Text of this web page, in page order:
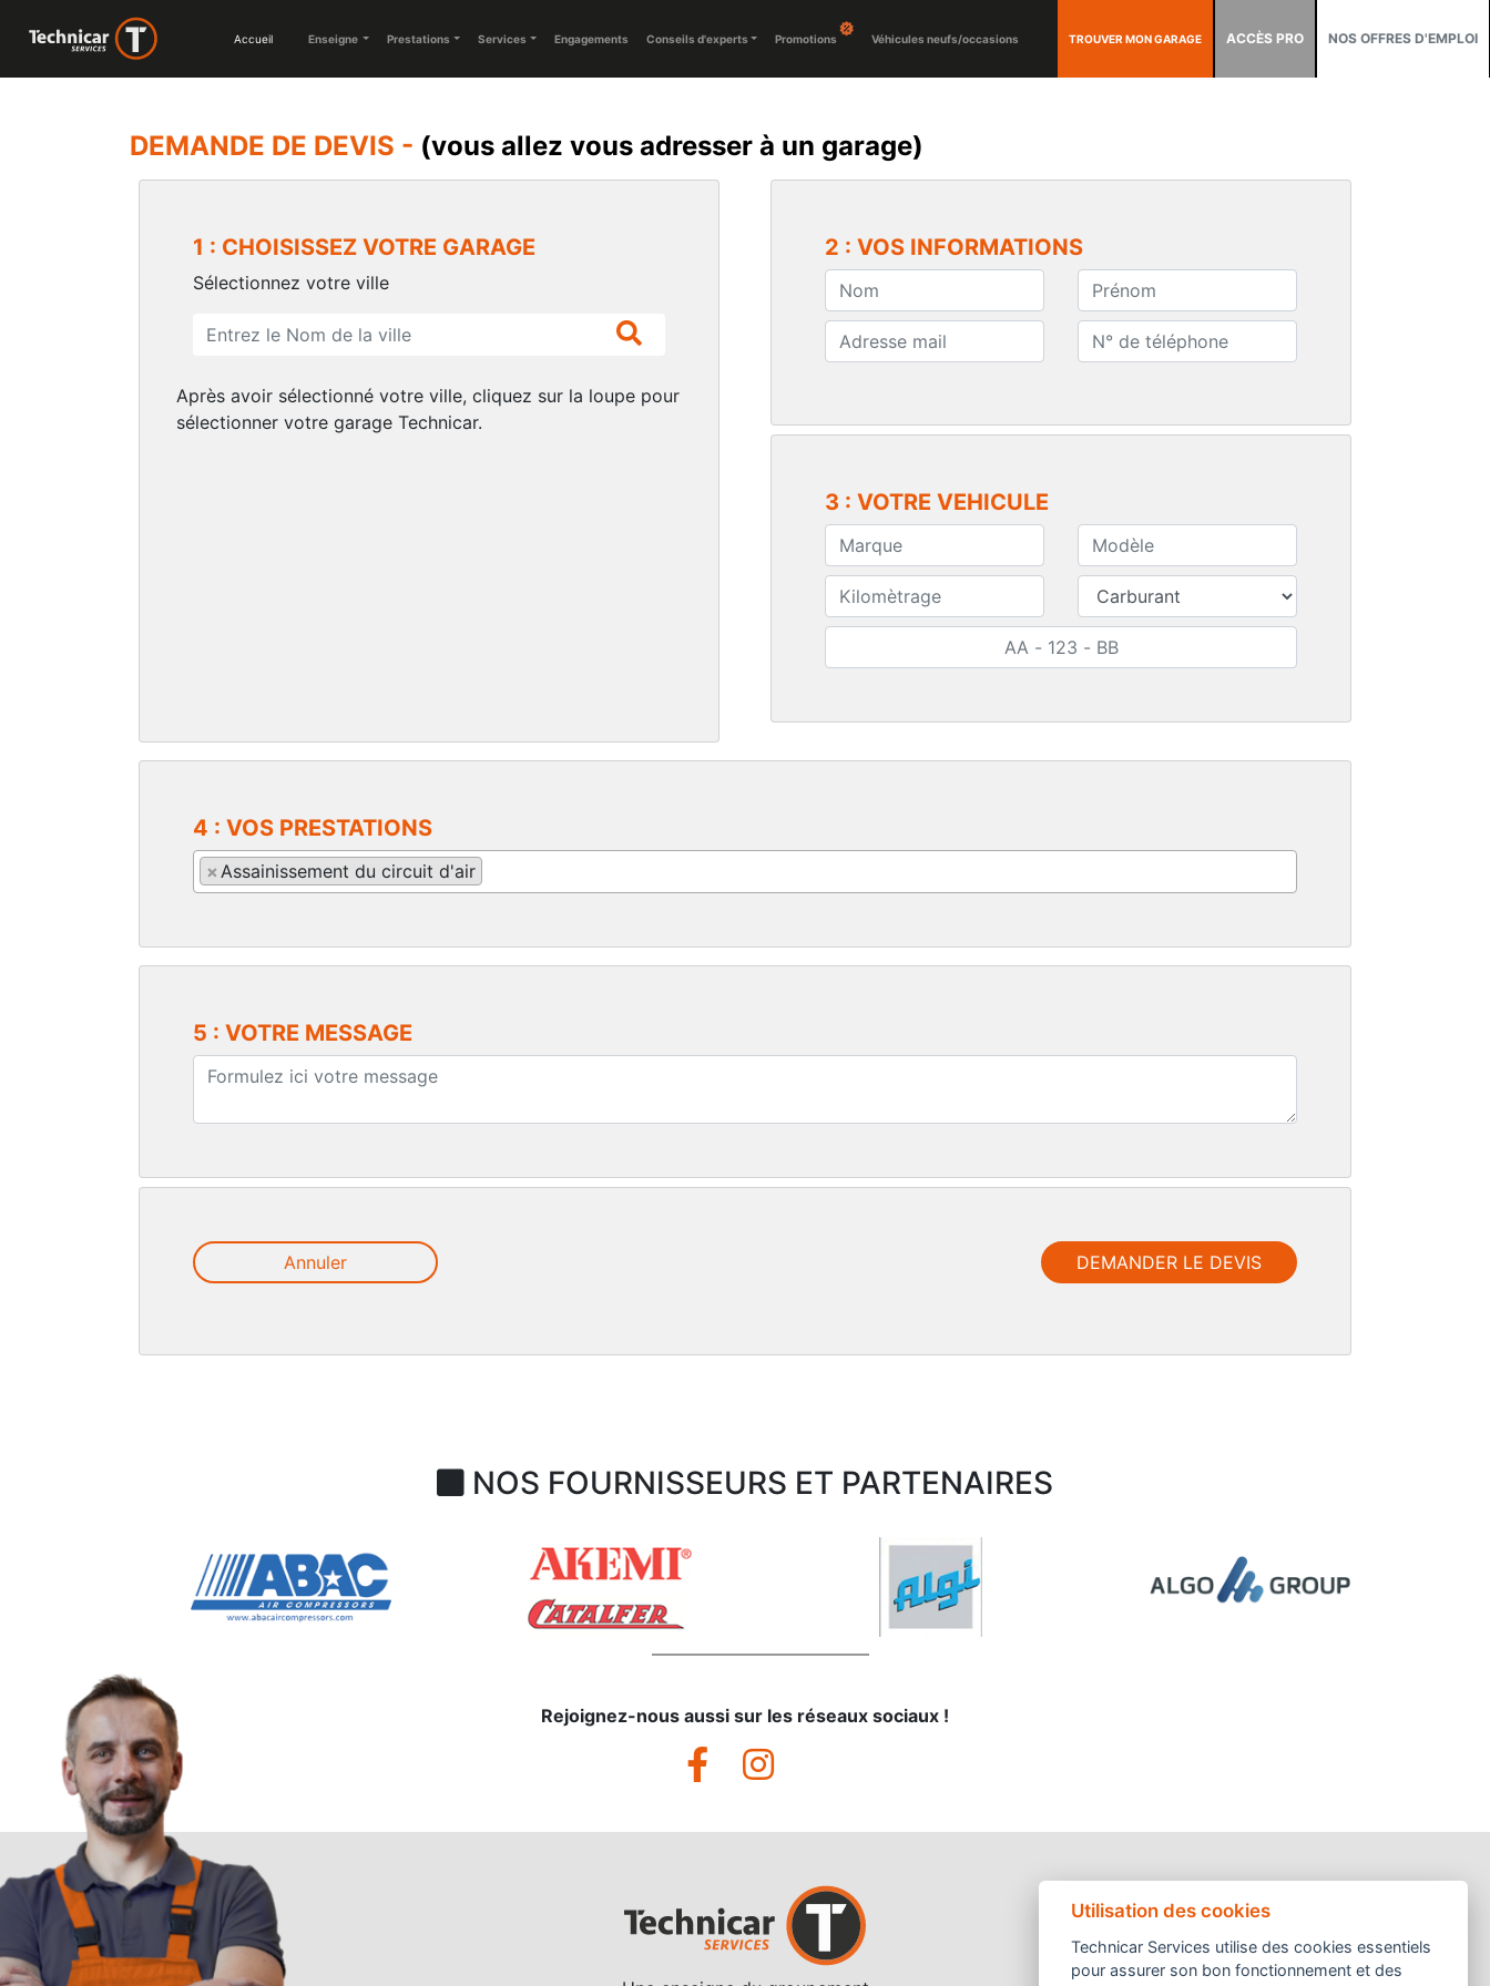
Accueil Enseigne Prestations Services Engagements Conseils d'experts Promotions Véhicules neufs/occasions TROUVER MON GARAGE ACCÈS PRO NOS OFFRES D'EMPLOI
DEMANDE DE DEVIS - (vous allez vous adresser à un garage)
1 : CHOISISSEZ VOTRE GARAGE
Sélectionnez votre ville
Après avoir sélectionné votre ville, cliquez sur la loupe pour
sélectionner votre garage Technicar.
2 : VOS INFORMATIONS
3 : VOTRE VEHICULE
4 : VOS PRESTATIONS
× Assainissement du circuit d'air
5 : VOTRE MESSAGE
Annuler DEMANDER LE DEVIS
NOS FOURNISSEURS ET PARTENAIRES
Rejoignez-nous aussi sur les réseaux sociaux !
Utilisation des cookies
Technicar Services utilise des cookies essentiels
pour assurer son bon fonctionnement et des